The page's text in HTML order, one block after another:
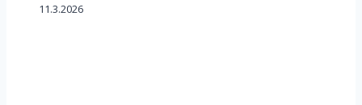
11.3.2026